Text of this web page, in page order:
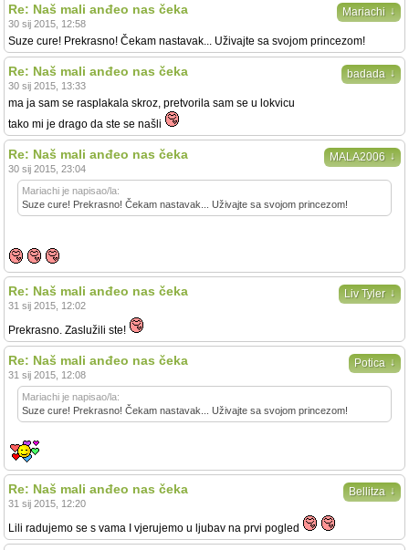
Mariachi ↓
Re: Naš mali anđeo nas čeka
30 sij 2015, 12:58
Suze cure! Prekrasno! Čekam nastavak... Uživajte sa svojom princezom!
badada ↓
Re: Naš mali anđeo nas čeka
30 sij 2015, 13:33
ma ja sam se rasplakala skroz, pretvorila sam se u lokvicu
tako mi je drago da ste se našli
MALA2006 ↓
Re: Naš mali anđeo nas čeka
30 sij 2015, 23:04
Mariachi je napisao/la:
Suze cure! Prekrasno! Čekam nastavak... Uživajte sa svojom princezom!
Liv Tyler ↓
Re: Naš mali anđeo nas čeka
31 sij 2015, 12:02
Prekrasno. Zaslužili ste!
Potica ↓
Re: Naš mali anđeo nas čeka
31 sij 2015, 12:08
Mariachi je napisao/la:
Suze cure! Prekrasno! Čekam nastavak... Uživajte sa svojom princezom!
Bellitza ↓
Re: Naš mali anđeo nas čeka
31 sij 2015, 12:20
Lili radujemo se s vama I vjerujemo u ljubav na prvi pogled